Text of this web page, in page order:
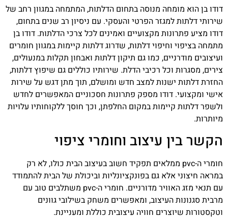
דודו בן הוא מומחה מנוסה בתחום הדלתות, המתמחה במגוון רחב של
שירותי דלתות למגזר הפרטי והעסקי. עם ניסיון רב שנים בתחום,
דודו מציע פתרונות מקצועיים ואמינים לכל צרכי הדלתות. דודו בן
מתמחה בציפוי וחיפוי דלתות, שדרוג דלתות קיימות במגוון חומרים
ועיצובים מודרניים, כמו גם תיקון דלתות ואבחון תקלות במנעולים,
צירים, מסגרות וכל רכיבי הדלת. שירותיו כוללים גם שיפוץ דלתות,
החזרת דלתות ישנות למצב חדש ומושלם, תוך מתן דגש על שירות
אישי ומקצועי. דודו מספק פתרונות חסכוניים המאפשרים לחדש
ולשפר דלתות קיימות במקום החלפתן, וכך חוסך ללקוחותיו עלויות
מיותרות.
הקשר בין עיצוב וחומרי ציפוי
חומרי ה-pvc ממלאים תפקיד חשוב בעיצוב הבית כולו, לא רק
במראה חיצוני אלא גם בפונקציונליות וביכולת של הבית להתמודד
עם תנאי מזג האוויר מדורניים. חומרי ה-pvc משתלבים טוב עם
מרבית סגנונות העיצוב, ומאפשרים משחק בשילובי גוונים
וטקסטורות שיוצרים חוויה עיצובית כוללת ומעניינת.